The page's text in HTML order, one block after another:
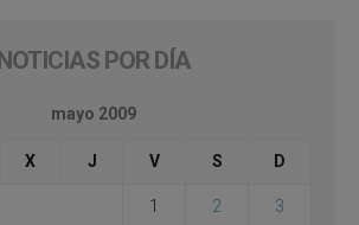
NOTICIAS POR DÍA
mayo 2009
X J V S D
1 2 3